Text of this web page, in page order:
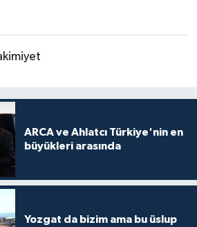
ARCA ve Ahlatcı Türkiye'nin en
büyükleri arasında
Yozgat da bizim ama bu üslup